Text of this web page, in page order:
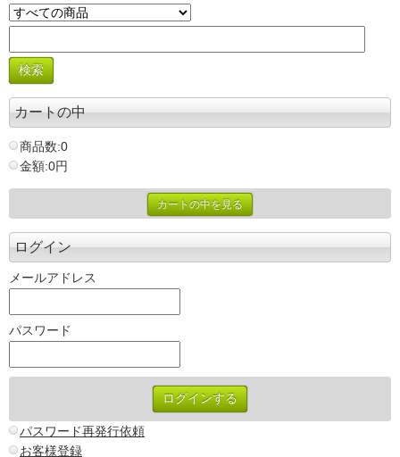
カートの中
商品数:0
金額:0円
カートの中を見る
ログイン
メールアドレス
パスワード
パスワード再発行依頼
お客様登録